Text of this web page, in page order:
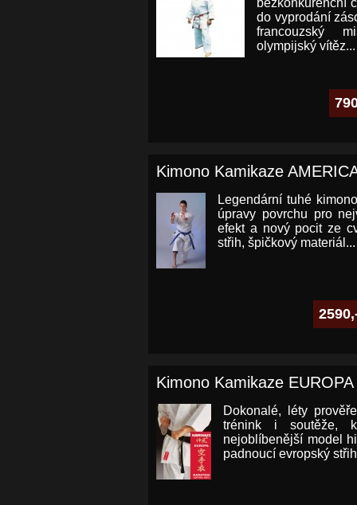
bezkonkurenční
do vyprodání
francouzský
olympijský vítěz...
Kimono Kamikaze
Legendární tuhé
úpravy povrchu pro
efekt a nový pocit ze
střih, špičkový materiál...
Kimono Kamikaze
Dokonalé, léty
trénink i soutěže,
nejoblíbenější model
padnoucí evropský